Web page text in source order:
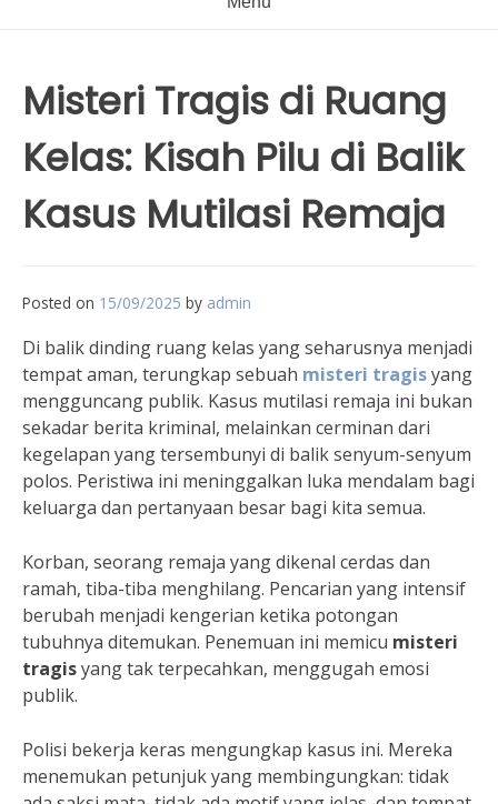
Misteri Tragis di Ruang
Kelas: Kisah Pilu di Balik
Kasus Mutilasi Remaja
Posted on 15/09/2025 by admin
Di balik dinding ruang kelas yang seharusnya menjadi
tempat aman, terungkap sebuah misteri tragisyang
mengguncang publik. Kasus mutilasi remaja ini bukan
sekadar berita kriminal, melainkan cerminan dari
kegelapan yang tersembunyi di balik senyum-senyum
polos. Peristiwa ini meninggalkan luka mendalam bagi
keluarga dan pertanyaan besar bagi kita semua.
Korban, seorang remaja yang dikenal cerdas dan
ramah, tiba-tiba menghilang. Pencarian yang intensif
berubah menjadi kengerian ketika potongan
tubuhnya ditemukan. Penemuan ini memicu misteri
tragisyang tak terpecahkan, menggugah emosi
publik.
Polisi bekerja keras mengungkap kasus ini. Mereka
menemukan petunjuk yang membingungkan: tidak